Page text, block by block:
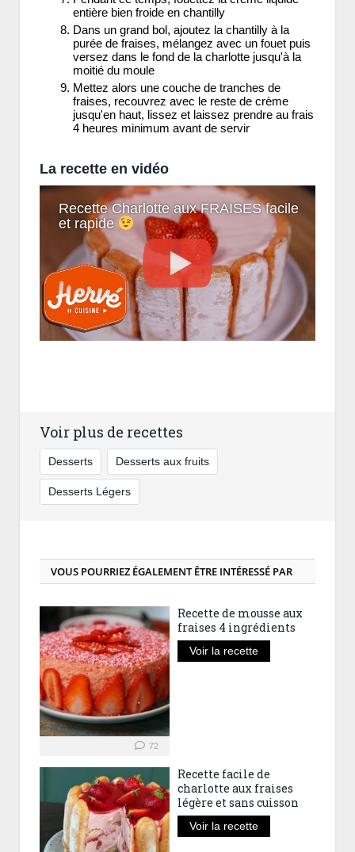
entière bien froide en chantilly
Dans un grand bol, ajoutez la chantilly à la
purée de fraises, mélangez avec un fouet puis
versez dans le fond de la charlotte jusqu'à la
moitié du moule
Mettez alors une couche de tranches de
fraises, recouvrez avec le reste de crème
jusqu'en haut, lissez et laissez prendre au frais
4 heures minimum avant de servir
La recette en vidéo
Recette Charlotte aux FRAISES facile
et rapide
Voir plus de recettes
Desserts Desserts aux fruits
Desserts Légers
VOUS POURRIEZ ÉGALEMENT ÊTRE INTÉRESSÉ PAR
72
Recette de mousse aux
fraises 4 ingrédients
Voir la recette
Recette facile de
charlotte aux fraises
légère et sans cuisson
Voir la recette